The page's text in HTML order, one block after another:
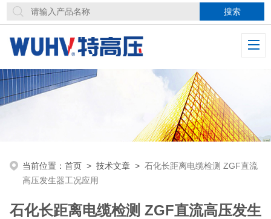
当前位置：首页 >技术文章 >石化长距离电缆检测 ZGF直流
高压发生器工况应用
石化长距离电缆检测 ZGF直流高压发生